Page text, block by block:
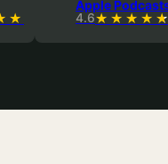
Apple
4.6